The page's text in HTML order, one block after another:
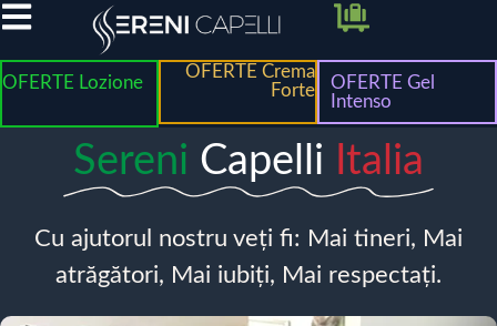
OFERTE Lozione
OFERTE Crema
Forte
OFERTE Gel
Intenso
Sereni Capelli Italia
Cu ajutorul nostru veți fi: Mai tineri, Mai
atrăgători, Mai iubiți, Mai respectați.